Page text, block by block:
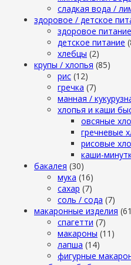
сладкая вода /
здоровое / детское
здоровое питание
детское питание
хлебцы (2)
крупы / хлопья (85)
рис (12)
гречка (7)
манная /
хлопья и каши
овсяные
гречневые
рисовые
каши-
бакалея (30)
мука (16)
сахар (7)
cоль / cода (7)
макаронные изделия
cпагетти (7)
макароны (11)
лапша (14)
фигурные